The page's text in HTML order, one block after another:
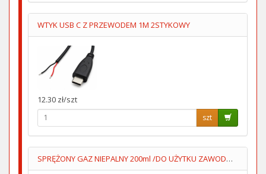
WTYK USB C Z PRZEWODEM 1M 2STYKOWY
12.30 zł/szt
szt
SPRĘŻONY GAZ NIEPALNY 200ml /DO UŻYTKU ZAWODOWEGO/